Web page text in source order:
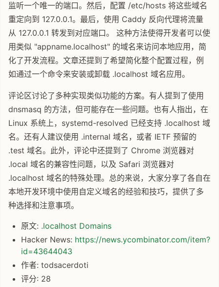
监听一个唯一的端口。然后，配置 /etc/hosts 将这些域名
重定向到 127.0.0.1。最后，使用 Caddy 反向代理将流量
从 127.0.0.1 转发到对应端口。 这种方法使得开发者可以使
用类似 "appname.localhost" 的域名来访问本地应用，简
化了开发流程。文章还提到了希望简化整个配置过程，例
如通过一个命令来安装或卸载 .localhost 域名应用。
评论区讨论了多种实现类似功能的方案。有人提到了使用
dnsmasq 的方法，但可能存在一些问题。也有人指出，在
Linux 系统上，systemd-resolved 已经支持 .localhost 域
名。还有人建议使用 .internal 域名，或者 IETF 预留的
.test 域名。此外，评论中还提到了 Chrome 浏览器对
.local 域名的兼容性问题，以及 Safari 浏览器对
.localhost 域名的特殊处理。总的来说，大家分享了各自在
本地开发环境中使用自定义域名的经验和技巧，提供了多
种选择和注意事项。
原文: .localhost Domains
Hacker News: https://news.ycombinator.com/item?
id=43644043
作者: todsacerdoti
评分: 28